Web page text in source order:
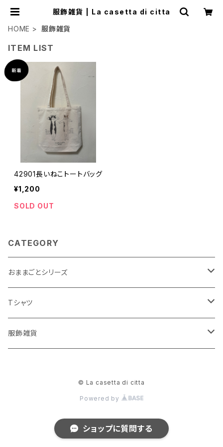
服飾雑貨 | La casetta di citta
HOME
服飾雑貨
ITEM LIST
42901長いねこトートバッグ
¥1,200
SOLD OUT
CATEGORY
おままごとシリーズ
おままごとエプロン
お世話ぬいぐるみ
Tシャツ
ユニ
服飾雑貨
© La casetta di citta
Powered by
ショップに質問する